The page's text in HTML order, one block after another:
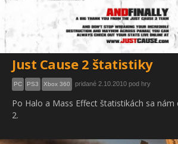
Just Cause 2 štatistiky
PC PS3 Xbox 360 pridané 2.10.2010 pod hry
Po Halo a Mass Effect štatistikách sa nám
2.